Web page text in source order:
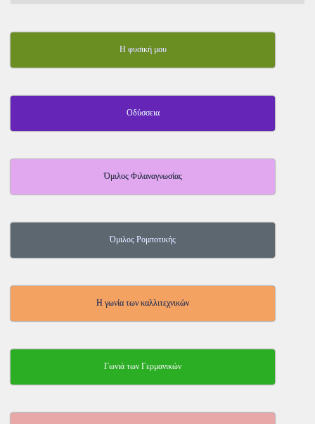
Η φυσική μου
Οδύσσεια
Όμιλος Φιλαναγνωσίας
Όμιλος Ρομποτικής
Η γωνία των καλλιτεχνικών
Γωνιά των Γερμανικών